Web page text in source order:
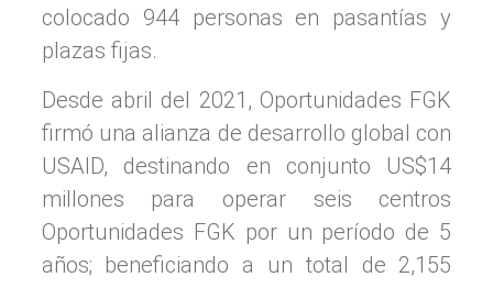
colocado 944 personas en pasantías y
plazas fijas.
Desde abril del 2021, Oportunidades FGK
firmó una alianza de desarrollo global con
USAID, destinando en conjunto US$14
millones para operar seis centros
Oportunidades FGK por un período de 5
años; beneficiando a un total de 2,155